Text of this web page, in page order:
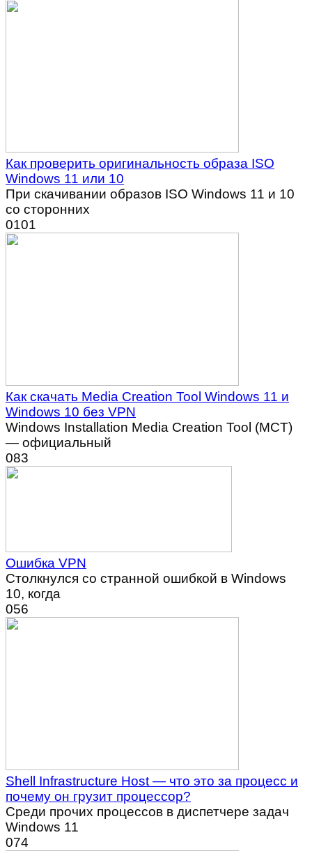
Как проверить оригинальность образа ISO
Windows 11 или 10
При скачивании образов ISO Windows 11 и 10
со сторонних
0101
Как скачать Media Creation Tool Windows 11 и
Windows 10 без VPN
Windows Installation Media Creation Tool (MCT)
— официальный
083
Ошибка VPN
Столкнулся со странной ошибкой в Windows
10, когда
056
Shell Infrastructure Host — что это за процесс и
почему он грузит процессор?
Среди прочих процессов в диспетчере задач
Windows 11
074